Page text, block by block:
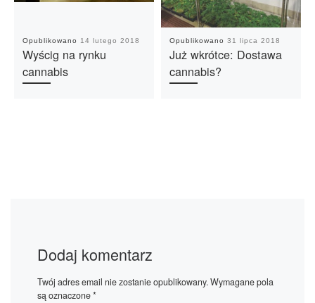
Opublikowano 14 lutego 2018
Wyścig na rynku
cannabis
Opublikowano 31 lipca 2018
Już wkrótce: Dostawa
cannabis?
Dodaj komentarz
Twój adres email nie zostanie opublikowany.Wymagane pola
są oznaczone*